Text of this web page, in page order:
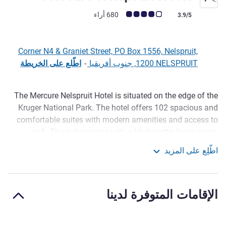
ملاحظة أراء العملاء (رأي ALL)
3.9/5 680 أراء
Corner N4 & Graniet Street, PO Box 1556, Nelspruit,
1200 NELSPRUIT, جنوب أفريقيا
- اطّلع على الخريطة
الوصف
The Mercure Nelspruit Hotel is situated on the edge of the
Kruger National Park. The hotel offers 102 spacious and
comfortable suites with modern amenities and access to
bathroom with shower and bath tub. For professionals, the
hotel has 5 meeting rooms for professional events or
you-can-eat breakfast buffet and South African cuisine.
اطّلِع على المزيد
الإقامات المتوفرة لدينا